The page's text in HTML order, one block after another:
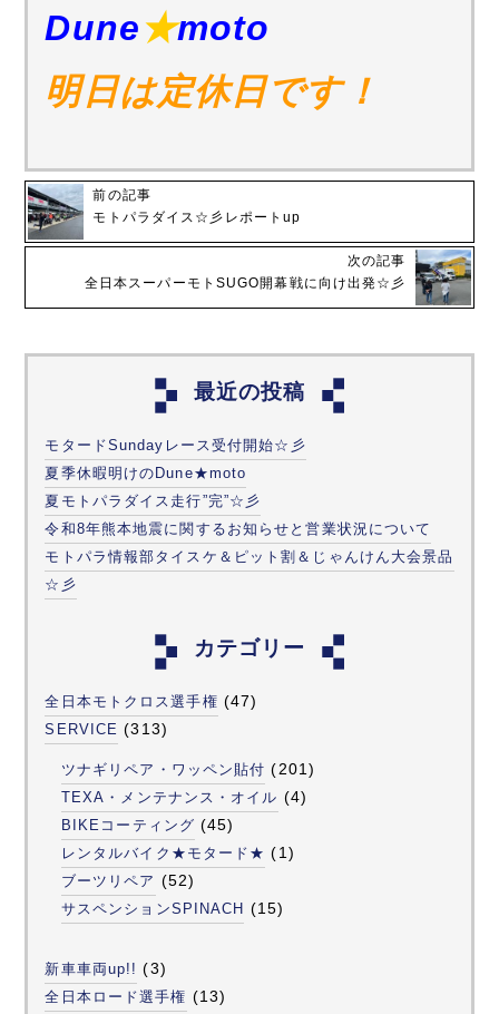
Dune★moto
明日は定休日です！
前の記事
モトパラダイス☆彡レポートup
次の記事
全日本スーパーモトSUGO開幕戦に向け出発☆彡
最近の投稿
モタードSundayレース受付開始☆彡
夏季休暇明けのDune★moto
夏モトパラダイス走行”完”☆彡
令和8年熊本地震に関するお知らせと営業状況について
モトパラ情報部タイスケ＆ピット割＆じゃんけん大会景品
☆彡
カテゴリー
全日本モトクロス選手権 (47)
SERVICE (313)
ツナギリペア・ワッペン貼付 (201)
TEXA・メンテナンス・オイル (4)
BIKEコーティング (45)
レンタルバイク★モタード★ (1)
ブーツリペア (52)
サスペンションSPINACH (15)
新車車両up!! (3)
全日本ロード選手権 (13)